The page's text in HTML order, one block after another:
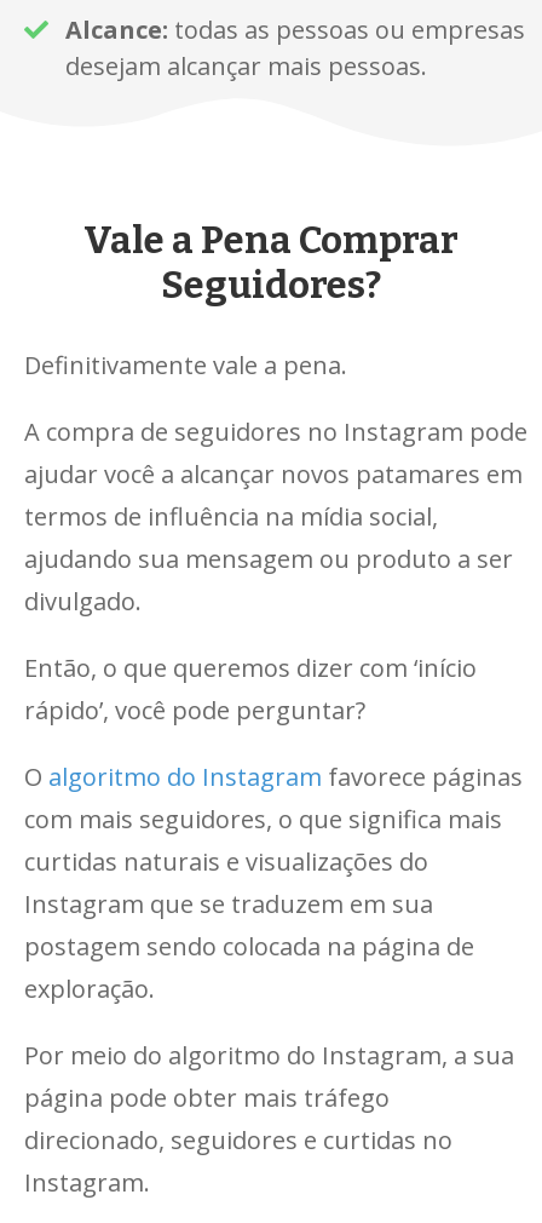
Alcance: todas as pessoas ou empresas
desejam alcançar mais pessoas.
Vale a Pena Comprar
Seguidores?
Definitivamente vale a pena.
A compra de seguidores no Instagram pode
ajudar você a alcançar novos patamares em
termos de influência na mídia social,
ajudando sua mensagem ou produto a ser
divulgado.
Então, o que queremos dizer com ‘início
rápido’, você pode perguntar?
O algoritmo do Instagram favorece páginas
com mais seguidores, o que significa mais
curtidas naturais e visualizações do
Instagram que se traduzem em sua
postagem sendo colocada na página de
exploração.
Por meio do algoritmo do Instagram, a sua
página pode obter mais tráfego
direcionado, seguidores e curtidas no
Instagram.